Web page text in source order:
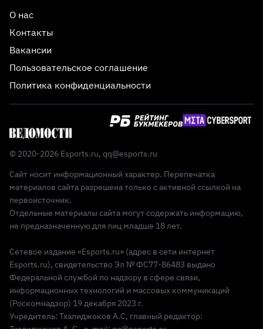
О нас
Контакты
Вакансии
Пользовательское соглашение
Политика конфиденциальности
© 2020-2026 Esports.ru, qq@esports.ru
Сайт носит информационный характер. Перепечатка
материалов сайта разрешена только с активной ссылкой на
первоисточник.
Отдельные материалы сайта могут содержать информацию,
не предназначенную для лиц младше 18 лет.
Сетевое издание «Esports.ru» (адрес в сети интернет
Esports.ru), свидетельство Эл № ФС77-86483 выдано
Федеральной службой по надзору в сфере связи,
информационных технологий и массовых коммуникаций
(Роскомнадзор) 19 декабря 2023 г.
Учредитель: Тхалиджоков А.С, главный редактор: